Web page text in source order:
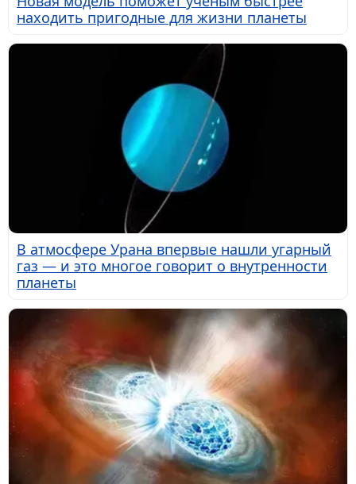
находить пригодные для жизни планеты
В атмосфере Урана впервые нашли угарный
газ — и это многое говорит о внутренности
планеты